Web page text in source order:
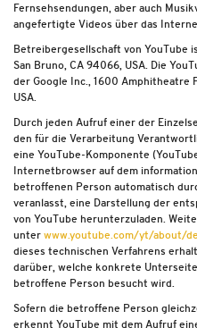
Fernsehsendungen, aber auch
angefertigte Videos über das
Betreibergesellschaft von YouTube
San Bruno, CA 94066, USA. Die
der Google Inc., 1600 Amphitheatre
USA.
Durch jeden Aufruf einer der
den für die Verarbeitung
eine YouTube-Komponente
Internetbrowser auf dem
betroffenen Person automatisch
veranlasst, eine Darstellung der
von YouTube herunterzuladen.
unterwww.youtube.com/yt/about/
dieses technischen Verfahrens
darüber, welche konkrete
betroffene Person besucht wird.
Sofern die betroffene Person
erkennt YouTube mit dem Aufruf